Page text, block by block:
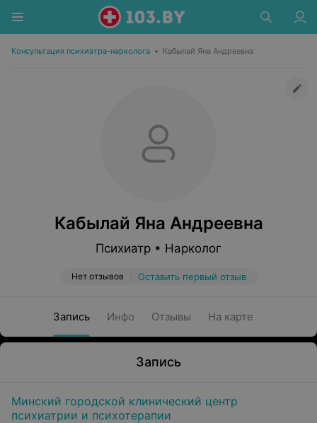
Консультация психиатра-нарколога • Кабылай Яна Андреевна
Кабылай Яна Андреевна
Психиатр • Нарколог
Нет отзывов Оставить первый отзыв
Запись Инфо Отзывы На карте
Запись
Минский городской клинический центр
психиатрии и психотерапии